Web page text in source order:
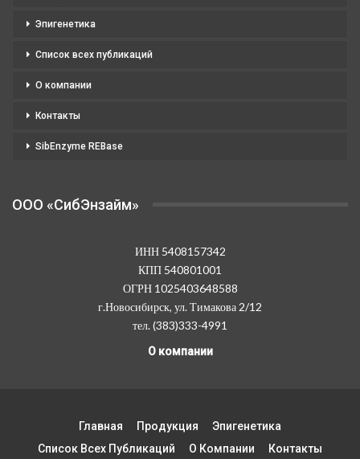
Эпигенетика
Список всех публикаций
О компании
Контакты
SibEnzyme REBase
OOO «СибЭнзайм»
ИНН 5408157342
КПП 540801001
ОГРН 1025403648588
г.Новосибирск, ул. Тимакова 2/12
тел. (383)333-4991
О компании
Главная Продукция
Эпигенетика
Список Всех Публикаций
О Компании Контакты